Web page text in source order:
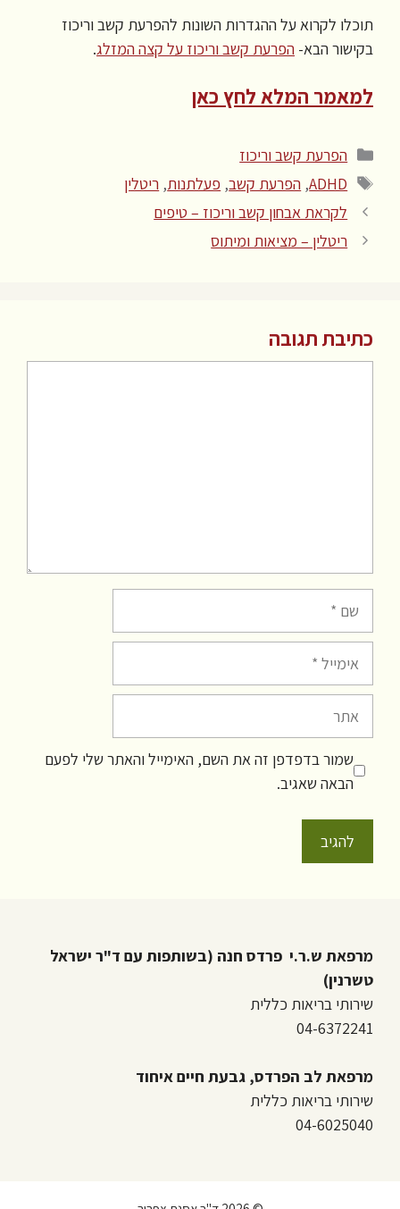
תוכלו לקרוא על ההגדרות השונות להפרעת קשב וריכוז
בקישור הבא- הפרעת קשב וריכוז על קצה המזלג.
למאמר המלא לחץ כאן
קטגוריות
הפרעת קשב וריכוז
תגיות
ADHD
, הפרעת קשב, פעלתנות, ריטלין
לקראת אבחון קשב וריכוז – טיפים
ריטלין – מציאות ומיתוס
כתיבת תגובה
שמור בדפדפן זה את השם, האימייל והאתר שלי לפעם
הבאה שאגיב.
מרפאת ש.ר.י פרדס חנה (בשותפות עם ד"ר ישראל
טשרנין)
שירותי בריאות כללית
04-6372241
מרפאת לב הפרדס, גבעת חיים איחוד
שירותי בריאות כללית
04-6025040